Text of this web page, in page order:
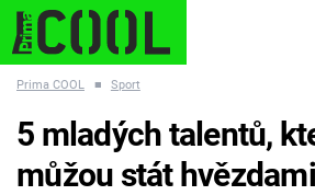
ESCAPE PLNEJ KOTEL AVENGERS 5
Prima COOL ■ Sport
5 mladých talentů,
můžou stát